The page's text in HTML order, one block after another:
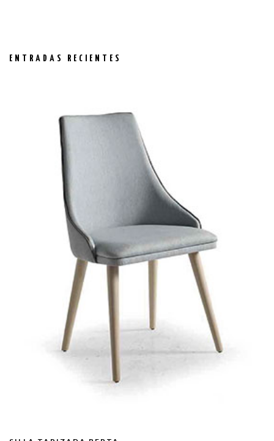
ENTRADAS RECIENTES